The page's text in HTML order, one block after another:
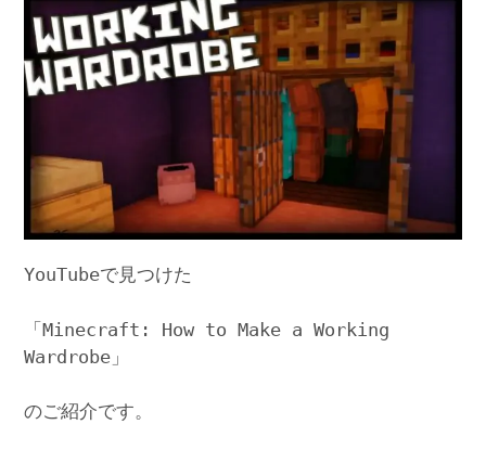
YouTubeで見つけた
「Minecraft: How to Make a Working
Wardrobe」
のご紹介です。